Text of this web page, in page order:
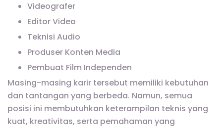
Videografer
Editor Video
Teknisi Audio
Produser Konten Media
Pembuat Film Independen
Masing-masing karir tersebut memiliki kebutuhan
dan tantangan yang berbeda. Namun, semua
posisi ini membutuhkan keterampilan teknis yang
kuat, kreativitas, serta pemahaman yang